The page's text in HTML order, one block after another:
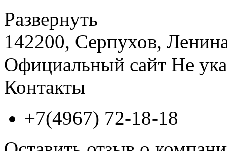
Развернуть
142200, Серпухов,
Официальный сайт Не
Контакты
+7(4967) 72-18-18